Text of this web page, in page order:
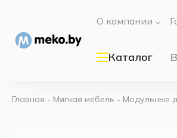
О компании
Каталог
Главная - Мягкая мебель - Модульные